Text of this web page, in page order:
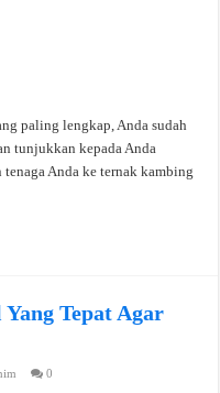
paling lengkap, Anda sudah
tunjukkan kepada Anda
Anda ke ternak kambing
Tepat Agar
0